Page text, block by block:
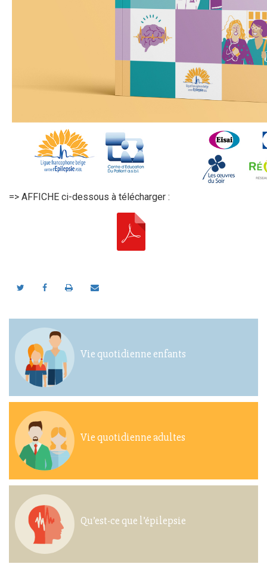
=> AFFICHE ci-dessous à télécharger :
Vie quotidienne enfants
Vie quotidienne adultes
Qu’est-ce que l’épilepsie